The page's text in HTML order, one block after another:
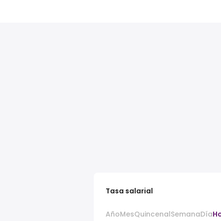
Tasa salarial
AñoMesQuincenalSemanaDía